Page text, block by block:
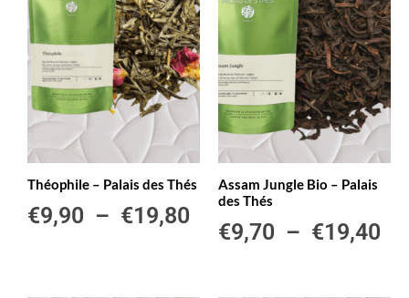
Théophile – Palais des Thés
€9,90 – €19,80
Assam Jungle Bio – Palais
des Thés
€9,70 – €19,40